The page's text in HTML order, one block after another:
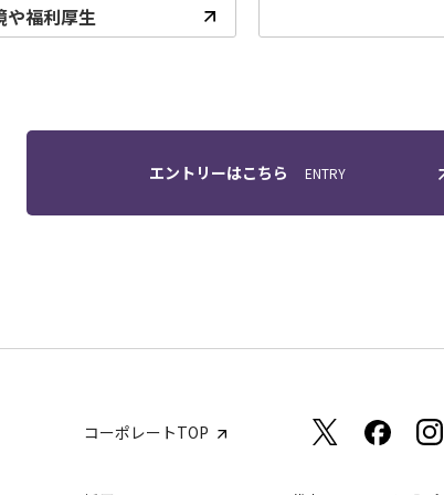
エントリーはこちら ENTRY
や福利厚生
コーポレートTOP